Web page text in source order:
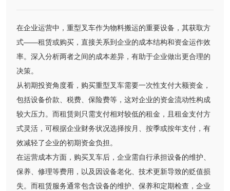
在企业运营中，重型叉车作为物料搬运的重要设备，其获取方
式——租赁或购买，直接关系到企业的成本结构和资金运作效
率。深入分析两者之间的成本差异，有助于企业做出更合理的
决策。
从初期投资角度看，购买重型叉车需要一次性支付大额资金，
包括设备价款、税费、保险费等，这对企业的资金流动性构成
较大压力。而租赁则只需支付相对较低的租金，且租金支付方
式灵活，可根据企业财务状况选择按月、按季或按年支付，有
效减轻了企业的初期资金负担。
在运营成本方面，购买叉车后，企业需自行承担设备的维护、
保养、修理等费用，以及因设备老化、技术更新导致的贬值损
失。而租赁服务通常包含设备的维护、保养和定期检查，企业